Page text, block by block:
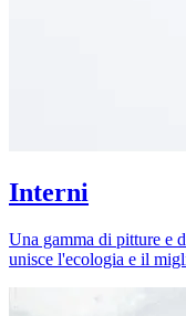
Interni
Una gamma di pitture e
unisce l'ecologia e il